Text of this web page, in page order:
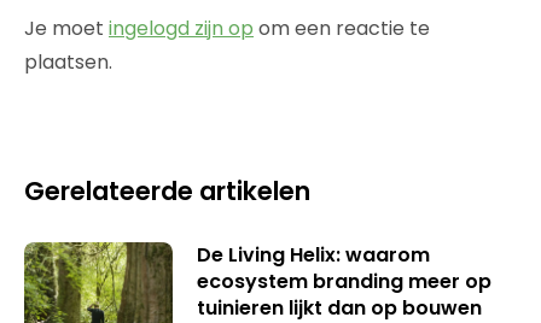
Je moet ingelogd zijn op om een reactie te
plaatsen.
Gerelateerde artikelen
De Living Helix: waarom
ecosystem branding meer op
tuinieren lijkt dan op bouwen